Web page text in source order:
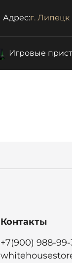
Адрес:г. Липецк
Игровые
Контакты
+7(900) 988-99-